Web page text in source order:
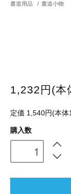
書道用品 / 書道小物
1,232円(本
定価 1,540円(本
購入数